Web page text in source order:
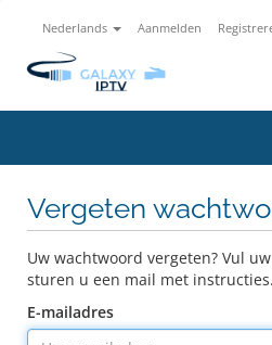
Nederlands Aanmelden
Vergeten
Uw wachtwoord vergeten? Vul
sturen u een mail met instructies.
E-mailadres